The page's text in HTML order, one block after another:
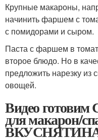
Крупные макароны,
начинить фаршем с
с помидорами и сыром.
Паста с фаршем в
второе блюдо. Но в
предложить нарезку
овощей.
Видео
для макарон/